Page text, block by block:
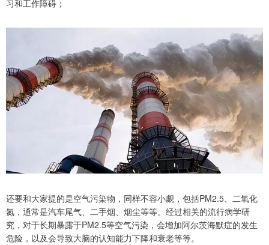
习和工作障碍；
还要和大家提的是空气污染物，同样不容小觑，包括PM2.5、二氧化
氮，通常是汽车尾气、二手烟、烟尘等等。经过相关的流行病学研
究，对于长期暴露于PM2.5等空气污染，会增加阿尔茨海默症的发生
危险，以及会导致大脑的认知能力下降和衰老等等。